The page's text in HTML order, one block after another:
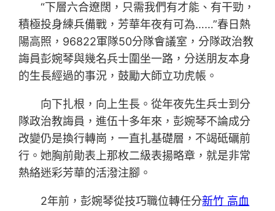
“下層六合遼闊，只需我們有才能、有干勁，
積極投身練兵備戰，芳華年夜有可為……”春日熱
陽高照，96822軍隊50分隊會議室，分隊政治教
誨員彭婉琴與幾名兵士圍坐一路，分送朋友本身
的生長經過的事況，鼓勵大師立功虎帳。
向下扎根，向上生長。從年夜先生兵士到分
隊政治教誨員，進伍十多年來，彭婉琴不論成分
改變仍是換行轉崗，一直扎基礎層，不竭砥礪前
行。她胸前勛表上那枚二級表揚略章，就是非常
熱絡迷彩芳華的活潑注腳。
2年前，彭婉琴從技巧職位轉任分新竹 高血